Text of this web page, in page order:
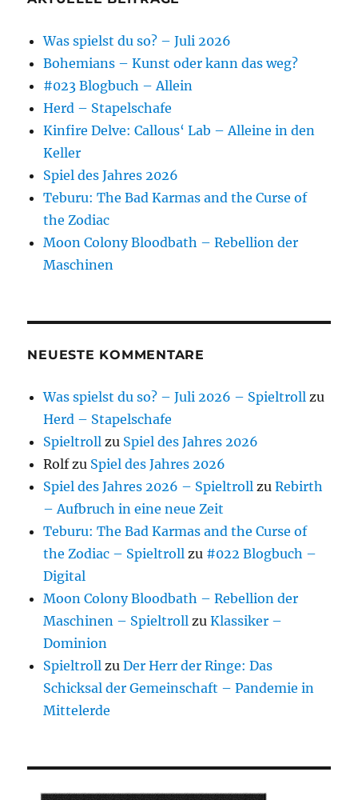
Was spielst du so? – Juli 2026
Bohemians – Kunst oder kann das weg?
#023 Blogbuch – Allein
Herd – Stapelschafe
Kinfire Delve: Callous‘ Lab – Alleine in den
Keller
Spiel des Jahres 2026
Teburu: The Bad Karmas and the Curse of
the Zodiac
Moon Colony Bloodbath – Rebellion der
Maschinen
NEUESTE KOMMENTARE
Was spielst du so? – Juli 2026 – Spieltroll zu
Herd – Stapelschafe
Spieltroll zu Spiel des Jahres 2026
Rolfzu Spiel des Jahres 2026
Spiel des Jahres 2026 – Spieltroll zuRebirth
– Aufbruch in eine neue Zeit
Teburu: The Bad Karmas and the Curse of
the Zodiac – Spieltroll zu #022 Blogbuch –
Digital
Moon Colony Bloodbath – Rebellion der
Maschinen – Spieltroll zuKlassiker –
Dominion
Spieltroll zuDer Herr der Ringe: Das
Schicksal der Gemeinschaft – Pandemie in
Mittelerde